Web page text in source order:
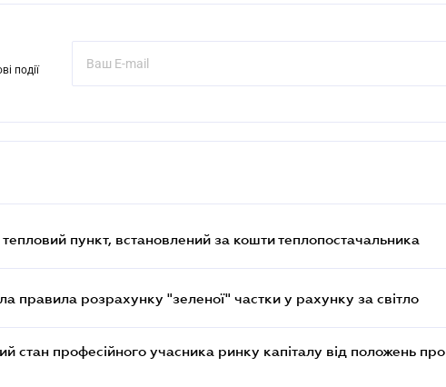
події
пункт, встановлений за кошти теплопостачальника
правила розрахунку "зеленої" частки у рахунку за світло
стан професійного учасника ринку капіталу від положень про